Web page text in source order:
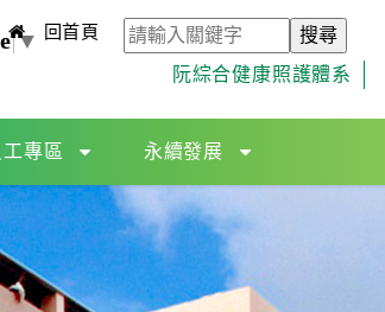
▼ 回首頁
阮綜合健康照護體系
工專區 永續發展